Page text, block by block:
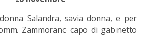
Salandra, savia donna, e per
Zammorano capo di gabinetto